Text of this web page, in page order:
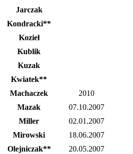
Jarczak
Kondracki**
Kozieł
Kublik
Kuzak
Kwiatek**
Machaczek
2010
Mazak
07.10.2007
Miller
02.01.2007
Mirowski
18.06.2007
Olejniczak**
20.05.2007